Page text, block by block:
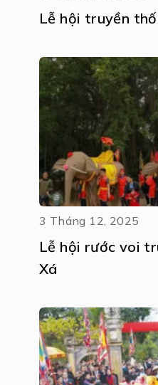
Lễ hội truyền
3 Tháng 12, 2025
Lễ hội rước voi
Xá